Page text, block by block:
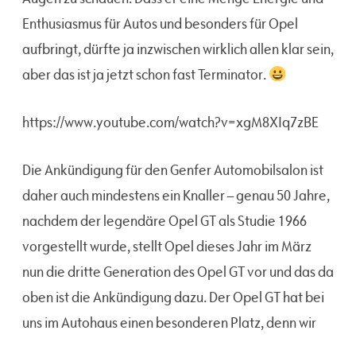
Enthusiasmus für Autos und besonders für Opel
aufbringt, dürfte ja inzwischen wirklich allen klar sein,
aber das ist ja jetzt schon fast Terminator.
https://www.youtube.com/watch?v=xgM8XIq7zBE
Die Ankündigung für den Genfer Automobilsalon ist
daher auch mindestens ein Knaller – genau 50 Jahre,
nachdem der legendäre Opel GT als Studie 1966
vorgestellt wurde, stellt Opel dieses Jahr im März
nun die dritte Generation des Opel GT vor und das da
oben ist die Ankündigung dazu. Der Opel GT hat bei
uns im Autohaus einen besonderen Platz, denn wir